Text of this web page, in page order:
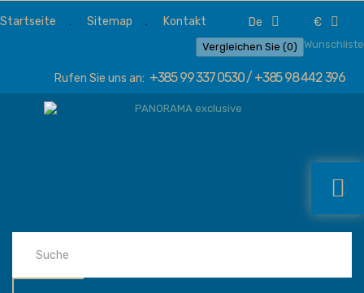
Startseite Sitemap Kontakt de €
Wunschliste
Vergleichen Sie (0)
Rufen Sie uns an: +385 99 337 0530 / +385 98 442 396